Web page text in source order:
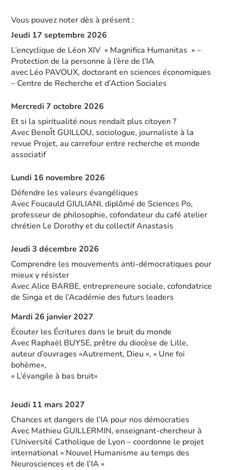
Vous pouvez noter dès à présent :
Jeudi 17 septembre 2026
L’encyclique de Léon XIV » Magnifica Humanitas » –
Protection de la personne à l’ère de l’IA
avec Léo PAVOUX, doctorant en sciences économiques
– Centre de Recherche et d’Action Sociales
Mercredi 7 octobre 2026
Et si la spiritualité nous rendait plus citoyen ?
Avec BenoÎt GUILLOU, sociologue, journaliste à la
revue Projet, au carrefour entre recherche et monde
associatif
Lundi 16 novembre 2026
Défendre les valeurs évangéliques
Avec Foucauld GIULIANI, diplômé de Sciences Po,
professeur de philosophie, cofondateur du café atelier
chrétien Le Dorothy et du collectif Anastasis
Jeudi 3 décembre 2026
Comprendre les mouvements anti-démocratiques pour
mieux y résister
Avec Alice BARBE, entrepreneure sociale, cofondatrice
de Singa et de l’Académie des futurs leaders
Mardi 26 janvier 2027
Écouter les Écritures dans le bruit du monde
Avec Raphaël BUYSE, prêtre du diocèse de Lille,
auteur d’ouvrages «Autrement, Dieu », « Une foi
bohème»,
« L’évangile à bas bruit»
Jeudi 11 mars 2027
Chances et dangers de l’IA pour nos démocraties
Avec Mathieu GUILLERMIN, enseignant-chercheur à
l’Université Catholique de Lyon – coordonne le projet
international « Nouvel Humanisme au temps des
Neurosciences et de l’IA »